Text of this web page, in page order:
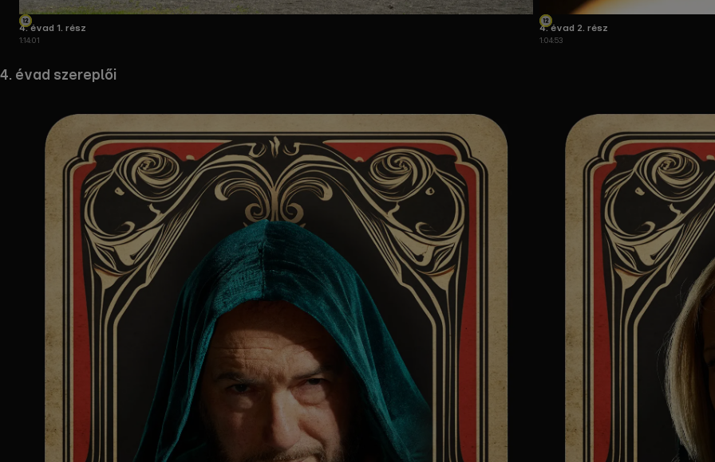
4. évad 1. rész
1:14:01
4. évad 2. rész
1:04:53
4. évad szereplői